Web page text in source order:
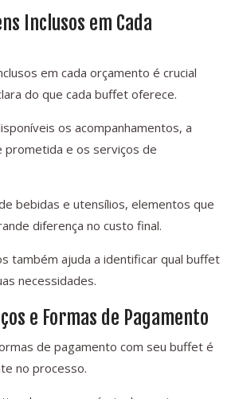
Inclusos em Cada
em cada orçamento é crucial
do que cada buffet oferece.
os acompanhamentos, a
prometida e os serviços de
bebidas e utensílios, elementos que
diferença no custo final.
também ajuda a identificar qual buffet
necessidades.
e Formas de Pagamento
de pagamento com seu buffet é
no processo.